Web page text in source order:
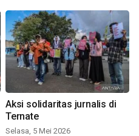
Aksi solidaritas jurnalis di
Ternate
Selasa, 5 Mei 2026